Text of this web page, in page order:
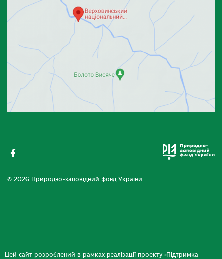
© 2026 Природно-заповідний фонд України
Цей сайт розроблений в рамках реалізації проекту «Підтримка